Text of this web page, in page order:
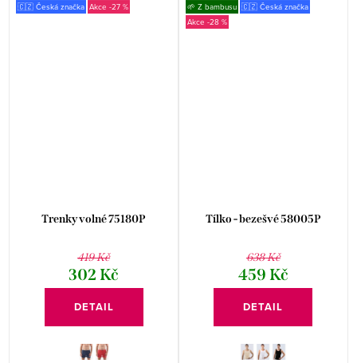
🇨🇿 Česká značka -27 %
Trenky volné 75180P
419 Kč
302 Kč
DETAIL
🌱 Z bambusu 🇨🇿 Česká značka
-28 %
Tílko - bezešvé 58005P
638 Kč
459 Kč
DETAIL